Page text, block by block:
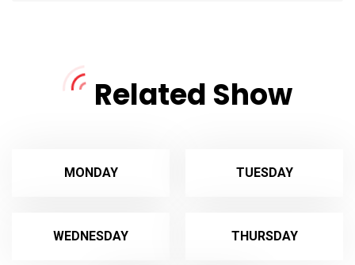
Related Show
MONDAY TUESDAY
WEDNESDAY THURSDAY